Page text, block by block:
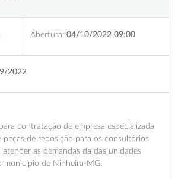
Abertura: 04/10/2022 09:00
2022
contratação de empresa especializada
peças de reposição para os consultórios
as demandas da das unidades
município de Ninheira-MG.